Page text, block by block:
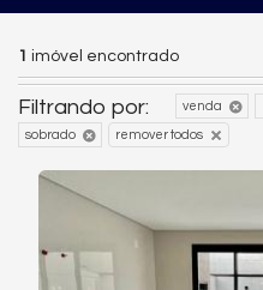
1 imóvel encontrado
Filtrando por: venda
sobrado remover todos